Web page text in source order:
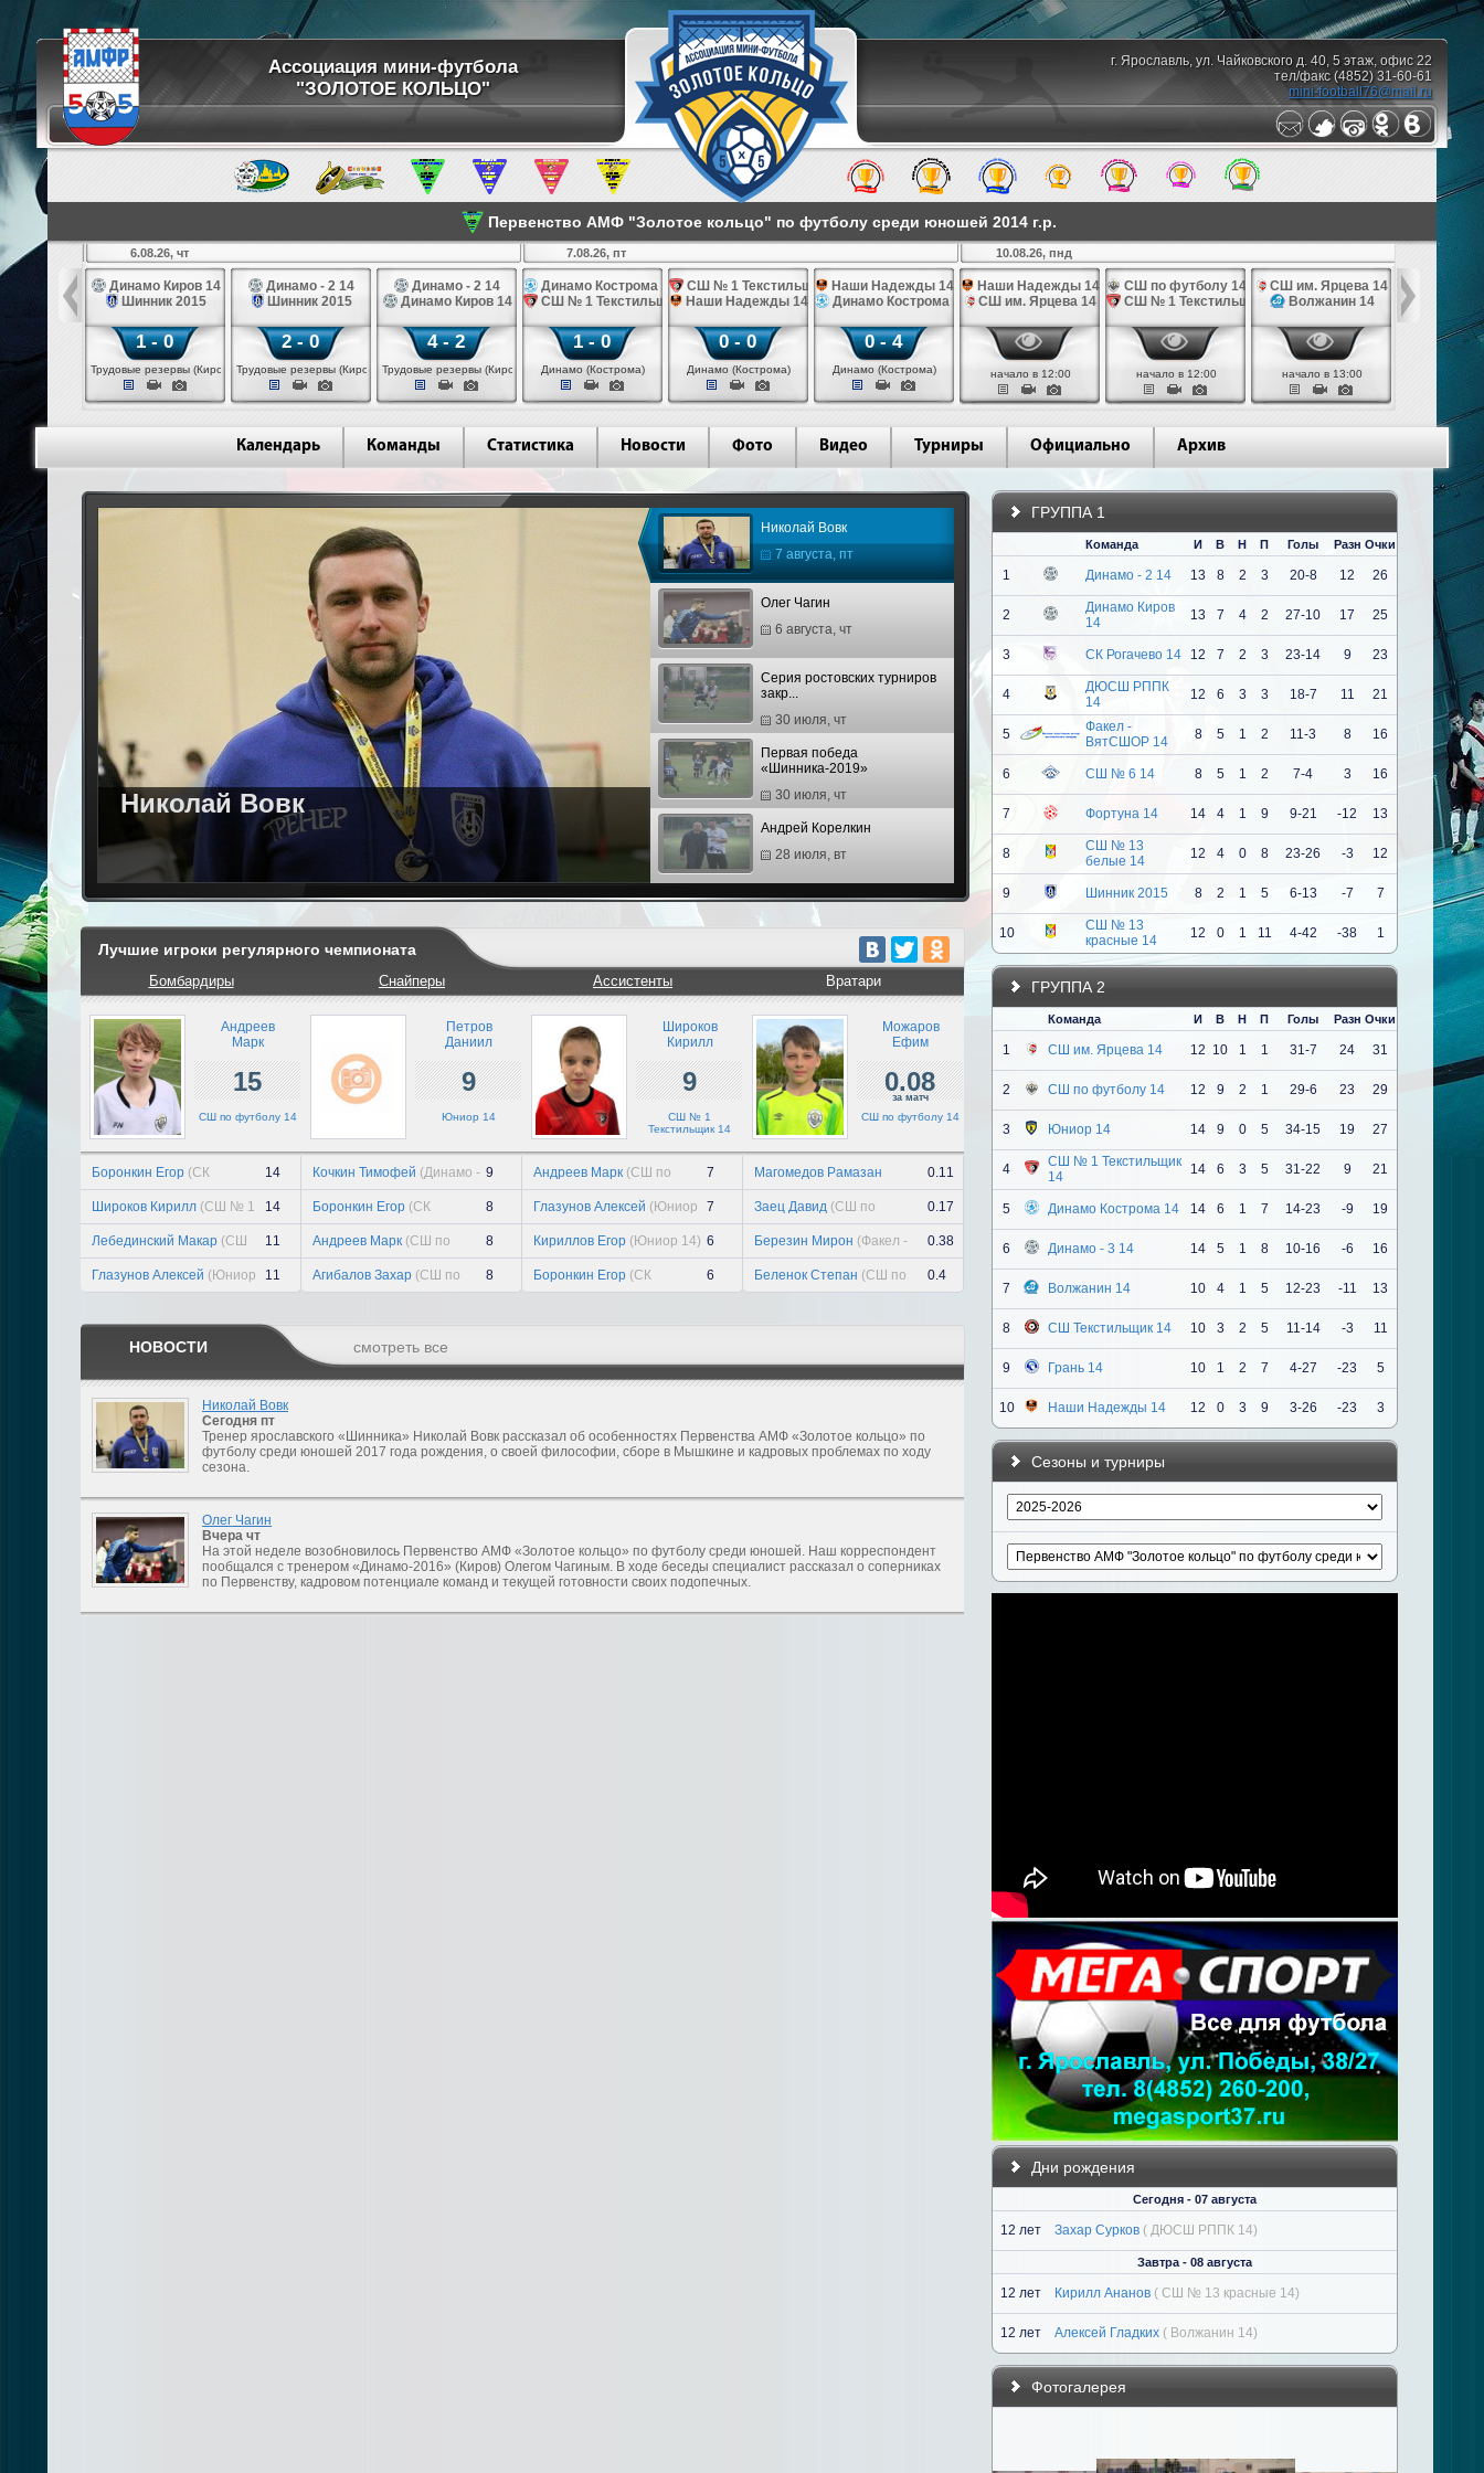
Ассоциация мини-футбола
"ЗОЛОТОЕ КОЛЬЦО"
г. Ярославль, ул. Чайковского д. 40, 5 этаж, офис 22
тел/факс (4852) 31-60-61
mini-football76@mail.ru
Первенство АМФ "Золотое кольцо" по футболу среди юношей 2014 г.р.
белые 14
6.08.26, чт
Динамо Киров 14
Шинник 2015
1 - 0
Трудовые резервы (Киров)
Динамо - 2 14
Шинник 2015
2 - 0
Трудовые резервы (Киров)
Динамо - 2 14
Динамо Киров 14
4 - 2
Трудовые резервы (Киров)
7.08.26, пт
Динамо Кострома 14
СШ № 1 Текстильщик 14
1 - 0
Динамо (Кострома)
СШ № 1 Текстильщик 14
Наши Надежды 14
0 - 0
Динамо (Кострома)
Наши Надежды 14
Динамо Кострома 14
0 - 4
Динамо (Кострома)
10.08.26, пнд
Наши Надежды 14
СШ им. Ярцева 14
начало в 12:00
СШ по футболу 14
СШ № 1 Текстильщик 14
начало в 12:00
СШ им. Ярцева 14
Волжанин 14
начало в 13:00
Календарь Команды Статистика Новости Фото Видео Турниры Официально Архив
Николай Вовк
Николай Вовк
7 августа, пт
Олег Чагин
6 августа, чт
Серия ростовских турниров
закр...
30 июля, чт
Первая победа
«Шинника-2019»
30 июля, чт
Андрей Корелкин
28 июля, вт
Кевин Рейнберг
28 июля, вт
Третий финал «Юниора» и
триумф...
21 июля, вт
Павел Киселев
21 июля, вт
«Заря» держит уровень
21 июля, вт
Лучшие игроки регулярного чемпионата
Бомбардиры
Андреев
Марк
15
СШ по футболу 14
Боронкин Егор (СК
Рогачево 14)
14
Широков Кирилл (СШ № 1
Текстильщик 14)
14
Лебединский Макар (СШ
им. Ярцева 14)
11
Глазунов Алексей (Юниор
14)
11
Снайперы
Петров
Даниил
9
Юниор 14
Кочкин Тимофей (Динамо -
2 14)
9
Боронкин Егор (СК
Рогачево 14)
8
Андреев Марк (СШ по
футболу 14)
8
Агибалов Захар (СШ по
футболу 14)
8
Ассистенты
Широков
Кирилл
9
СШ № 1
Текстильщик 14
Андреев Марк (СШ по
футболу 14)
7
Глазунов Алексей (Юниор
14)
7
Кириллов Егор (Юниор 14) 6
Боронкин Егор (СК
Рогачево 14)
6
Вратари
Можаров
Ефим
0.08
за матч
СШ по футболу 14
Магомедов Рамазан
(Динамо - 2 14)
0.11
Заец Давид (СШ по
футболу 14)
0.17
Березин Мирон (Факел -
ВятСШОР 14)
0.38
Беленок Степан (СШ по
футболу 14)
0.4
НОВОСТИ смотреть все
Николай Вовк
Сегодня пт
Тренер ярославского «Шинника» Николай Вовк рассказал об особенностях Первенства АМФ «Золотое кольцо» по
футболу среди юношей 2017 года рождения, о своей философии, сборе в Мышкине и кадровых проблемах по ходу
сезона.
Олег Чагин
Вчера чт
На этой неделе возобновилось Первенство АМФ «Золотое кольцо» по футболу среди юношей. Наш корреспондент
пообщался с тренером «Динамо-2016» (Киров) Олегом Чагиным. В ходе беседы специалист рассказал о соперниках
по Первенству, кадровом потенциале команд и текущей готовности своих подопечных.
ГРУППА 1
Команда И В Н П Голы Разн Очки
1 Динамо - 2 14 13 8 2 3 20-8 12 26
2
Динамо Киров
14
13 7 4 2 27-10 17 25
3 СК Рогачево 14 12 7 2 3 23-14 9 23
4
ДЮСШ РППК
14
12 6 3 3 18-7 11 21
5
Факел -
ВятСШОР 14
8 5 1 2 11-3 8 16
6 СШ № 6 14 8 5 1 2 7-4 3 16
7 Фортуна 14 14 4 1 9 9-21 -12 13
8
СШ № 13
белые 14
12 4 0 8 23-26 -3 12
9 Шинник 2015 8 2 1 5 6-13 -7 7
10
СШ № 13
красные 14
12 0 1 11 4-42 -38 1
ГРУППА 2
Команда И В Н П Голы Разн Очки
1 СШ им. Ярцева 14 12 10 1 1 31-7 24 31
2 СШ по футболу 14 12 9 2 1 29-6 23 29
3 Юниор 14 14 9 0 5 34-15 19 27
4
СШ № 1 Текстильщик
14
14 6 3 5 31-22 9 21
5 Динамо Кострома 14 14 6 1 7 14-23 -9 19
6 Динамо - 3 14 14 5 1 8 10-16 -6 16
7 Волжанин 14 10 4 1 5 12-23 -11 13
8 СШ Текстильщик 14 10 3 2 5 11-14 -3 11
9 Грань 14 10 1 2 7 4-27 -23 5
10 Наши Надежды 14 12 0 3 9 3-26 -23 3
Сезоны и турниры
Дни рождения
Сегодня - 07 августа
12 лет Захар Сурков ( ДЮСШ РППК 14)
Завтра - 08 августа
12 лет Кирилл Ананов ( СШ № 13 красные 14)
12 лет Алексей Гладких ( Волжанин 14)
Фотогалерея